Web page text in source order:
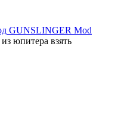
GUNSLINGER Mod
юпитера взять